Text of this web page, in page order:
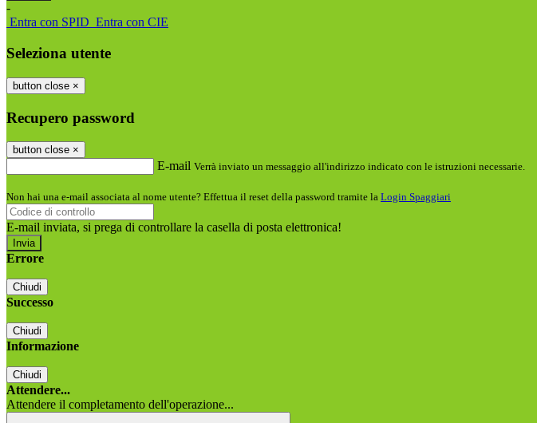
-
Entra con SPID Entra con CIE
Seleziona utente
button close ×
Recupero password
button close ×
E-mail Verrà inviato un messaggio all'indirizzo indicato con le istruzioni necessarie.
Non hai una e-mail associata al nome utente? Effettua il reset della password tramite la Login Spaggiari
E-mail inviata, si prega di controllare la casella di posta elettronica!
Errore
Chiudi
Successo
Chiudi
Informazione
Chiudi
Attendere...
Attendere il completamento dell'operazione...